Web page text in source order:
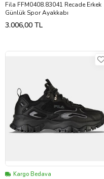
Fila FFM0408.83041 Recade Erkek
Günlük Spor Ayakkabı
3.006,00 TL
Kargo Bedava